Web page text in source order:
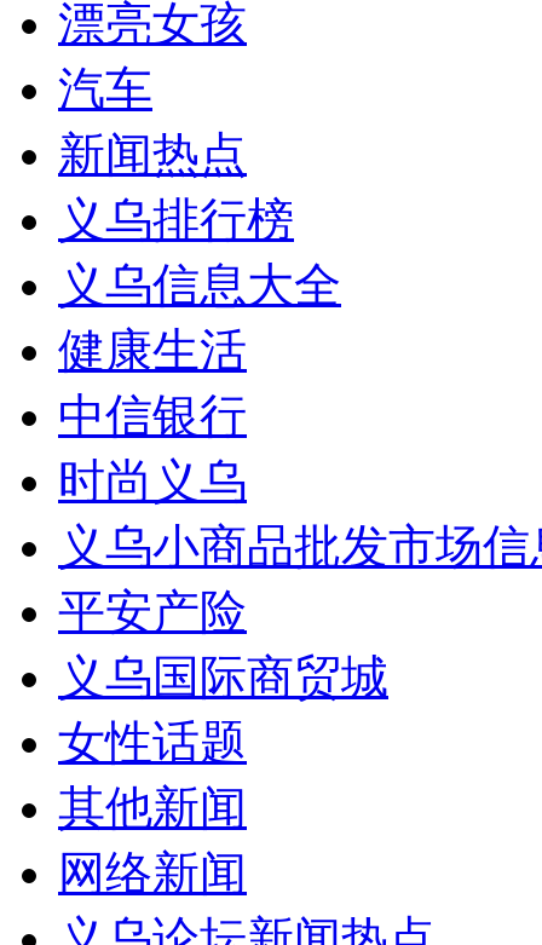
漂亮女孩
汽车
新闻热点
义乌排行榜
义乌信息大全
健康生活
中信银行
时尚义乌
义乌小商品批发市场
平安产险
义乌国际商贸城
女性话题
其他新闻
网络新闻